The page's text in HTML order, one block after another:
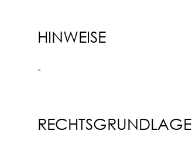
HINWEISE
-
RECHTSGRUNDLAGE